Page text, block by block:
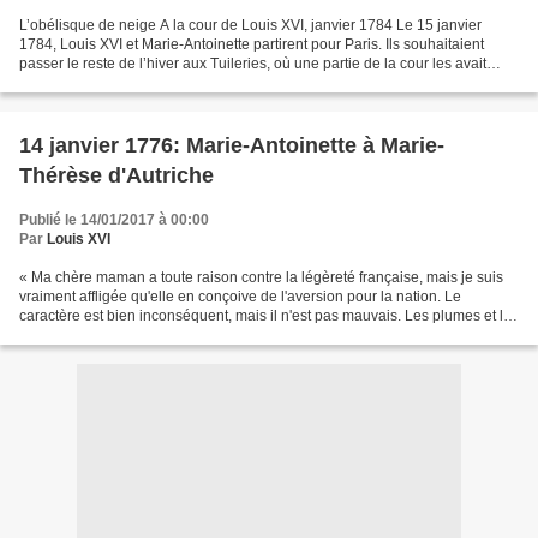
L’obélisque de neige A la cour de Louis XVI, janvier 1784 Le 15 janvier
1784, Louis XVI et Marie-Antoinette partirent pour Paris. Ils souhaitaient
passer le reste de l’hiver aux Tuileries, où une partie de la cour les avait
14 janvier 1776: Marie-Antoinette à Marie-
Thérèse d'Autriche
Publié le 14/01/2017 à 00:00
Par Louis XVI
« Ma chère maman a toute raison contre la légèreté française, mais je suis
vraiment affligée qu'elle en conçoive de l'aversion pour la nation. Le
caractère est bien inconséquent, mais il n'est pas mauvais. Les plumes et les